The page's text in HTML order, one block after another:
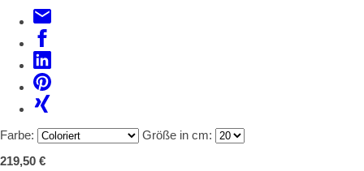
Farbe:
Größe in cm:
219,50 €